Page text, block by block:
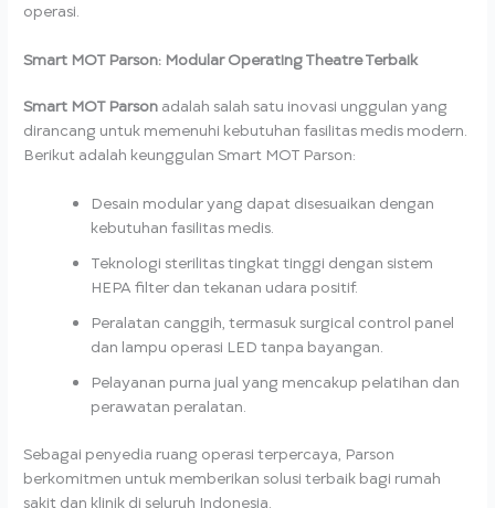
operasi.
Smart MOT Parson: Modular Operating Theatre Terbaik
Smart MOT Parson adalah salah satu inovasi unggulan yang
dirancang untuk memenuhi kebutuhan fasilitas medis modern.
Berikut adalah keunggulan Smart MOT Parson:
Desain modular yang dapat disesuaikan dengan
kebutuhan fasilitas medis.
Teknologi sterilitas tingkat tinggi dengan sistem
HEPA filter dan tekanan udara positif.
Peralatan canggih, termasuk surgical control panel
dan lampu operasi LED tanpa bayangan.
Pelayanan purna jual yang mencakup pelatihan dan
perawatan peralatan.
Sebagai penyedia ruang operasi terpercaya, Parson
berkomitmen untuk memberikan solusi terbaik bagi rumah
sakit dan klinik di seluruh Indonesia.